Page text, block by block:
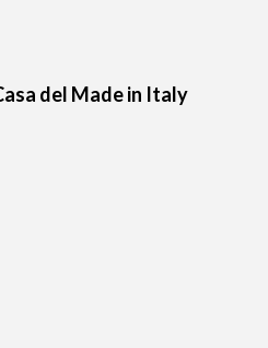
del Made in Italy